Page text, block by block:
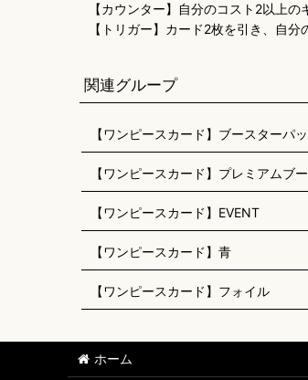
【カウンター】自分のコスト2以上
【トリガー】カード2枚を引き、自
関連グループ
【ワンピースカード】ブースターパ
【ワンピースカード】プレミアムブ
【ワンピースカード】EVENT
【ワンピースカード】青
【ワンピースカード】フォイル
ホーム